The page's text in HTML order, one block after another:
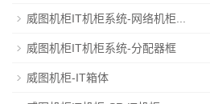
威图机柜IT机柜系统-网络机柜...
威图机柜IT机柜系统-分配器框
威图机柜-IT箱体